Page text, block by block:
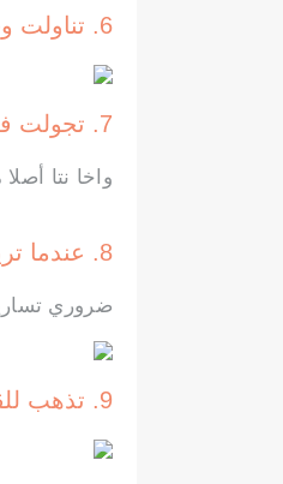
6. تناولت وجبة الإفطار في شهر رمضان على شاطئ عين الذئاب
7. تجولت في درب غلف قصد إكتشاف آخر صيحات التكنولوجيا
واخا نتا
8. عندما تريد الذهاب بضيوفك في جولة
ضروري
9. تذهب للقريعة قصد شراء ملابس جديدة